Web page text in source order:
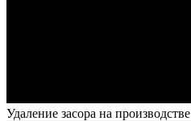
Удаление засора на производстве